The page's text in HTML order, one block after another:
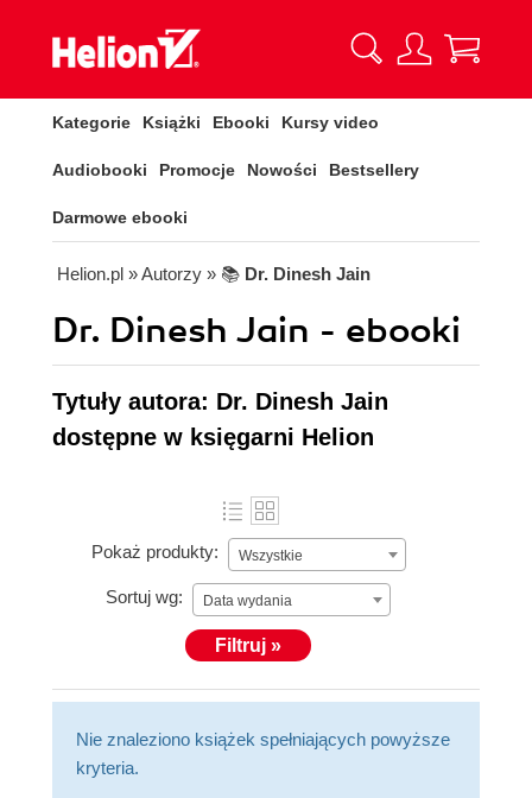
Kategorie Książki Ebooki Kursy video
Audiobooki Promocje Nowości Bestsellery
Darmowe ebooki
Helion.pl » Autorzy » 📚 Dr. Dinesh Jain
Dr. Dinesh Jain - ebooki
Tytuły autora: Dr. Dinesh Jain
dostępne w księgarni Helion
Pokaż produkty: Wszystkie
Sortuj wg: Data wydania
Filtruj »
Nie znaleziono książek spełniających powyższe
kryteria.